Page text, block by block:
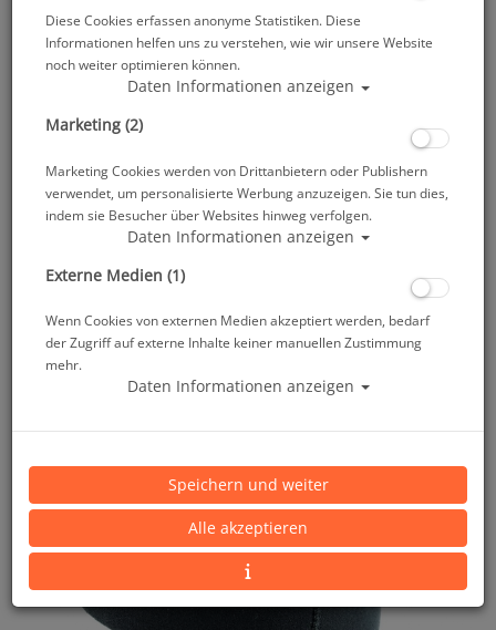
Diese Cookies erfassen anonyme Statistiken. Diese
Informationen helfen uns zu verstehen, wie wir unsere Website
noch weiter optimieren können.
Daten Informationen anzeigen
Marketing (2)
Marketing Cookies werden von Drittanbietern oder Publishern
verwendet, um personalisierte Werbung anzuzeigen. Sie tun dies,
indem sie Besucher über Websites hinweg verfolgen.
Daten Informationen anzeigen
Externe Medien (1)
Wenn Cookies von externen Medien akzeptiert werden, bedarf
der Zugriff auf externe Inhalte keiner manuellen Zustimmung
mehr.
Daten Informationen anzeigen
Speichern und weiter
Alle akzeptieren